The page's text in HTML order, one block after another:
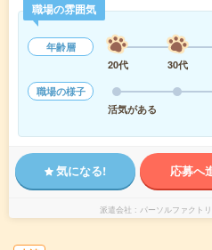
職場の雰囲気
年齢層
20代
30代
職場の様子
活気がある
気になる! 応募へ
派遣会社 パーソルファクト